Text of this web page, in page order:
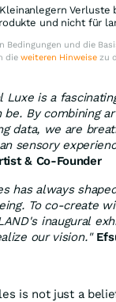
und nicht für
Bedingungen und die
die weiteren Hinweisezu
is a
By combining
data, we are
sensory
& Co-Founder
has always
To co-create
inaugural
our vision."
is not just a